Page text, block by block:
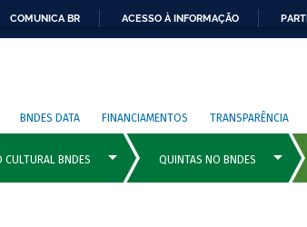
COMUNICA BR ACESSO À INFORMAÇÃO
BNDES DATA FINANCIAMENTOS TRANSPARÊNCIA